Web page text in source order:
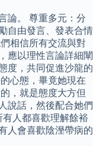
論。 尊重多元：分
自由發言、發表合情
相信所有交流與對
應以理性言論詳細闡
度，共同促進沙龍的
心態，畢竟她現在
，就是態度大方但
說話，然後配合她們
人都喜歡理解餘裕
人會喜歡陰溼帶病的